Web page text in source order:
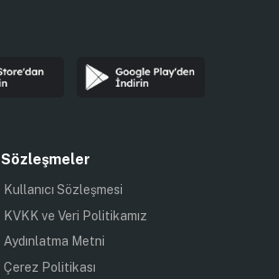
Sözleşmeler
Kullanıcı Sözleşmesi
KVKK ve Veri Politikamız
Aydınlatma Metni
Çerez Politikası